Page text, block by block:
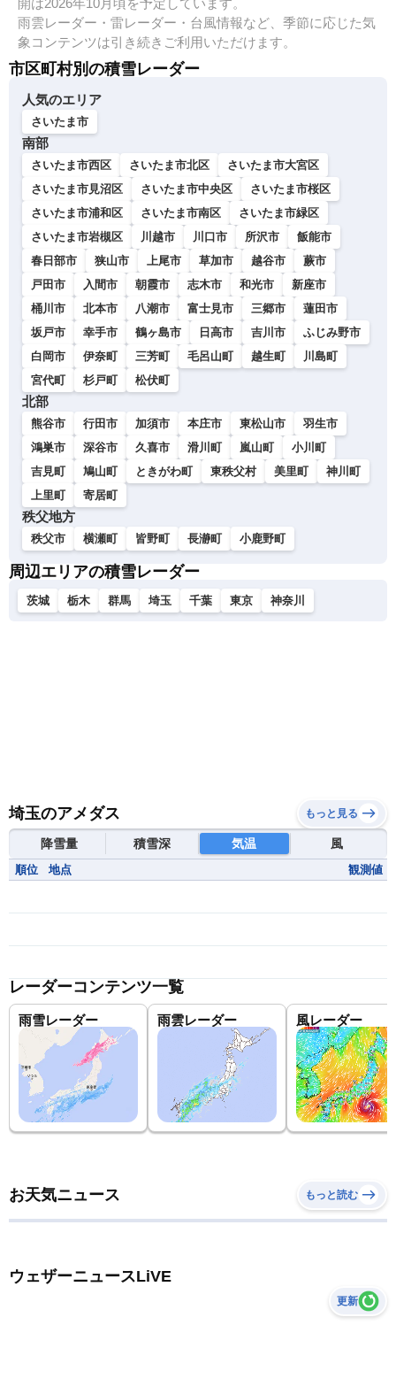
開は2026年10月頃を予定しています。
雨雲レーダー・雷レーダー・台風情報など、季節に応じた気
象コンテンツは引き続きご利用いただけます。
市区町村別の積雪レーダー
人気のエリア
さいたま市
南部
さいたま市西区 さいたま市北区
さいたま市大宮区
さいたま市見沼区
さいたま市中央区
さいたま市桜区
さいたま市浦和区
さいたま市南区
さいたま市緑区
さいたま市岩槻区
川越市 川口市 所沢市
飯能市
春日部市
狭山市 上尾市 草加市 越谷市
蕨市
戸田市
入間市 朝霞市 志木市 和光市
新座市
桶川市
北本市 八潮市 富士見市 三郷市
蓮田市
坂戸市
幸手市 鶴ヶ島市 日高市 吉川市
ふじみ野市
白岡市
伊奈町 三芳町 毛呂山町 越生町
川島町
宮代町
杉戸町 松伏町
北部
熊谷市 行田市 加須市 本庄市 東松山市
羽生市
鴻巣市
深谷市 久喜市 滑川町 嵐山町
小川町
吉見町
鳩山町 ときがわ町 東秩父村 美里町
神川町
上里町
寄居町
秩父地方
秩父市 横瀬町 皆野町 長瀞町 小鹿野町
周辺エリアの積雪レーダー
茨城 栃木 群馬 埼玉 千葉 東京 神奈川
埼玉のアメダス もっと見る
降雪量 積雪深 気温 風
順位 地点 観測値
レーダーコンテンツ一覧
雨雪レーダー 雨雲レーダー 風レーダー
お天気ニュース もっと読む
ウェザーニュースLiVE
更新